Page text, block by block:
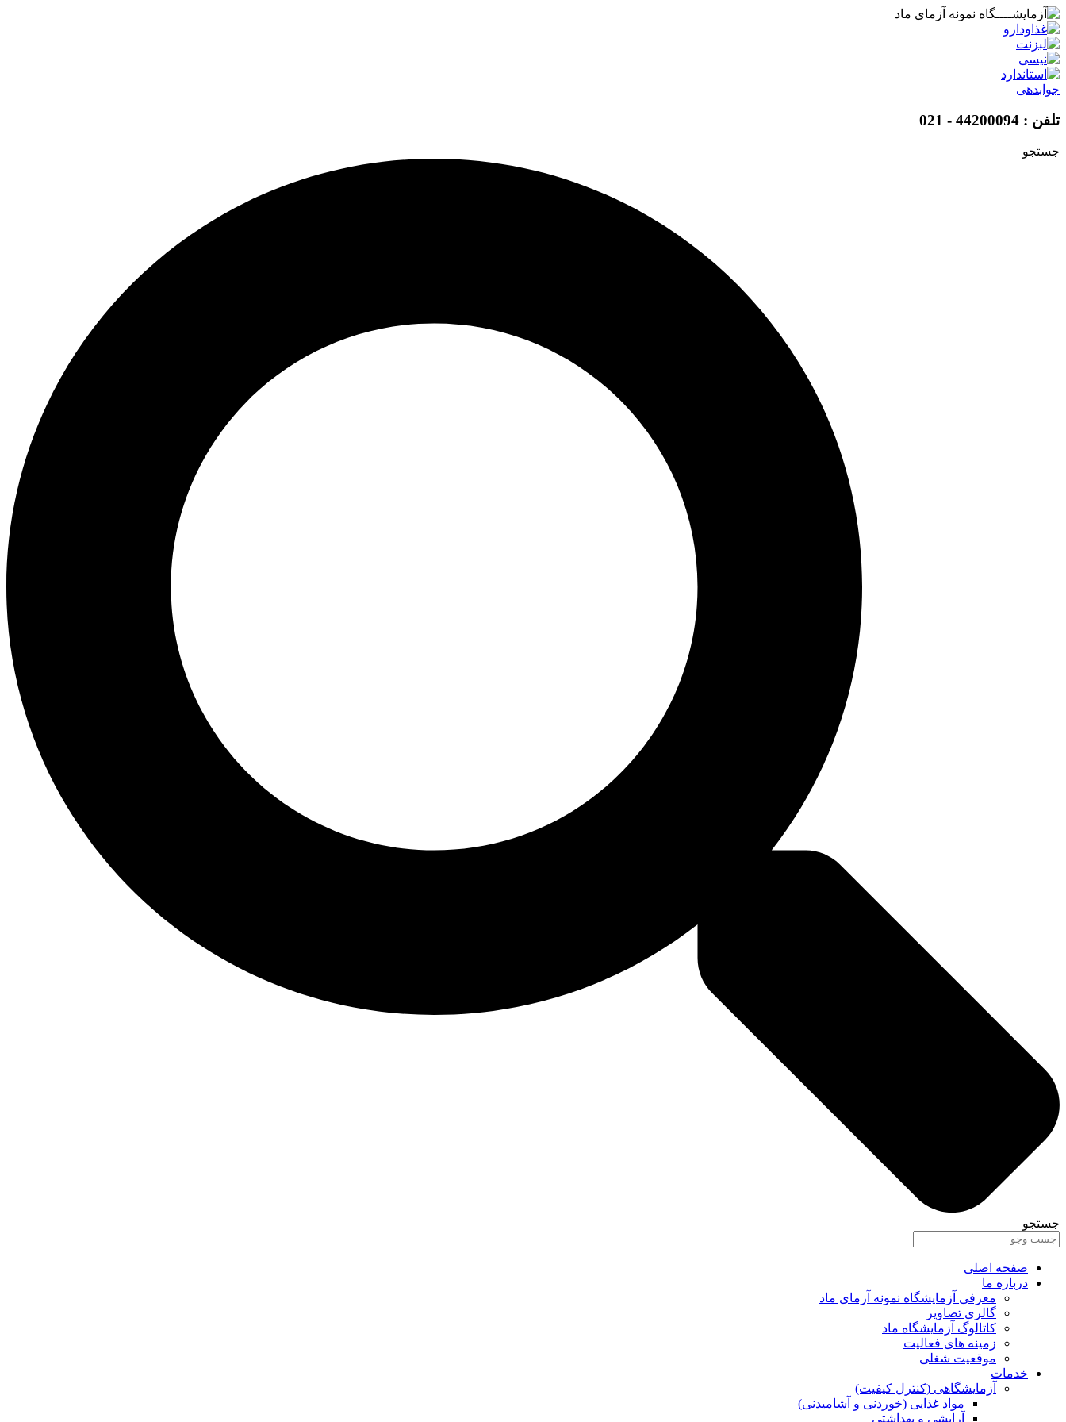
پرش
به
محتوا
جوابدهی
تلفن : 44200094 - 021
جستجو
جستجو
صفحه اصلی
درباره ما
معرفی آزمایشگاه نمونه آزمای ماد
گالری تصاویر
کاتالوگ آزمایشگاه ماد
زمینه های فعالیت
موقعیت شغلی
خدمات
آزمایشگاهی (کنترل کیفیت)
مواد غذایی (خوردنی و آشامیدنی)
آرایشی و بهداشتی